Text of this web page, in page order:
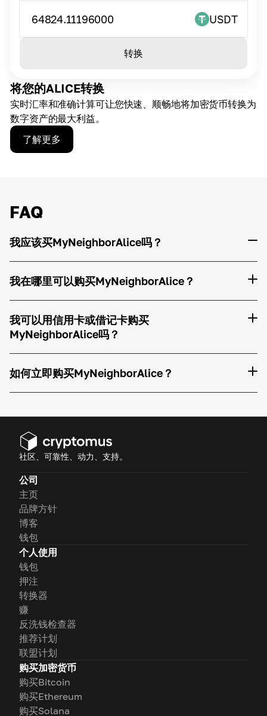
将您的ALICE转换
实时汇率和准确计算可让您快速、顺畅地将加密货币转换为
数字资产的最大利益。
了解更多
64824.11196000 USDT
转换
FAQ
我应该买MyNeighborAlice吗？
我在哪里可以购买MyNeighborAlice？
我可以用信用卡或借记卡购买
MyNeighborAlice吗？
如何立即购买MyNeighborAlice？
社区、可靠性、动力、支持。
公司
主页
品牌方针
博客
钱包
个人使用
钱包
押注
转换器
赚
反洗钱检查器
推荐计划
联盟计划
购买加密货币
购买Bitcoin
购买Ethereum
购买Solana